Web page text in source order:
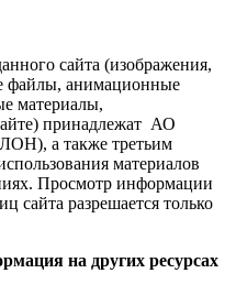
сайта (изображения,
файлы, анимационные
материалы,
принадлежат АО
а также третьим
материалов
Просмотр информации
сайта разрешается только
на других ресурсах